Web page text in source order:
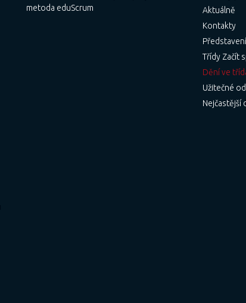
metoda eduScrum
Aktuálně
Kontakty
Třídy Začít
Dění ve
Užitečné
Nejčastější